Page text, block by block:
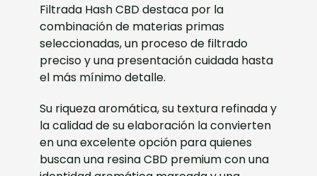
Filtrada Hash CBD destaca por la
combinación de materias primas
seleccionadas, un proceso de filtrado
preciso y una presentación cuidada hasta
el más mínimo detalle.
Su riqueza aromática, su textura refinada y
la calidad de su elaboración la convierten
en una excelente opción para quienes
buscan una resina CBD premium con una